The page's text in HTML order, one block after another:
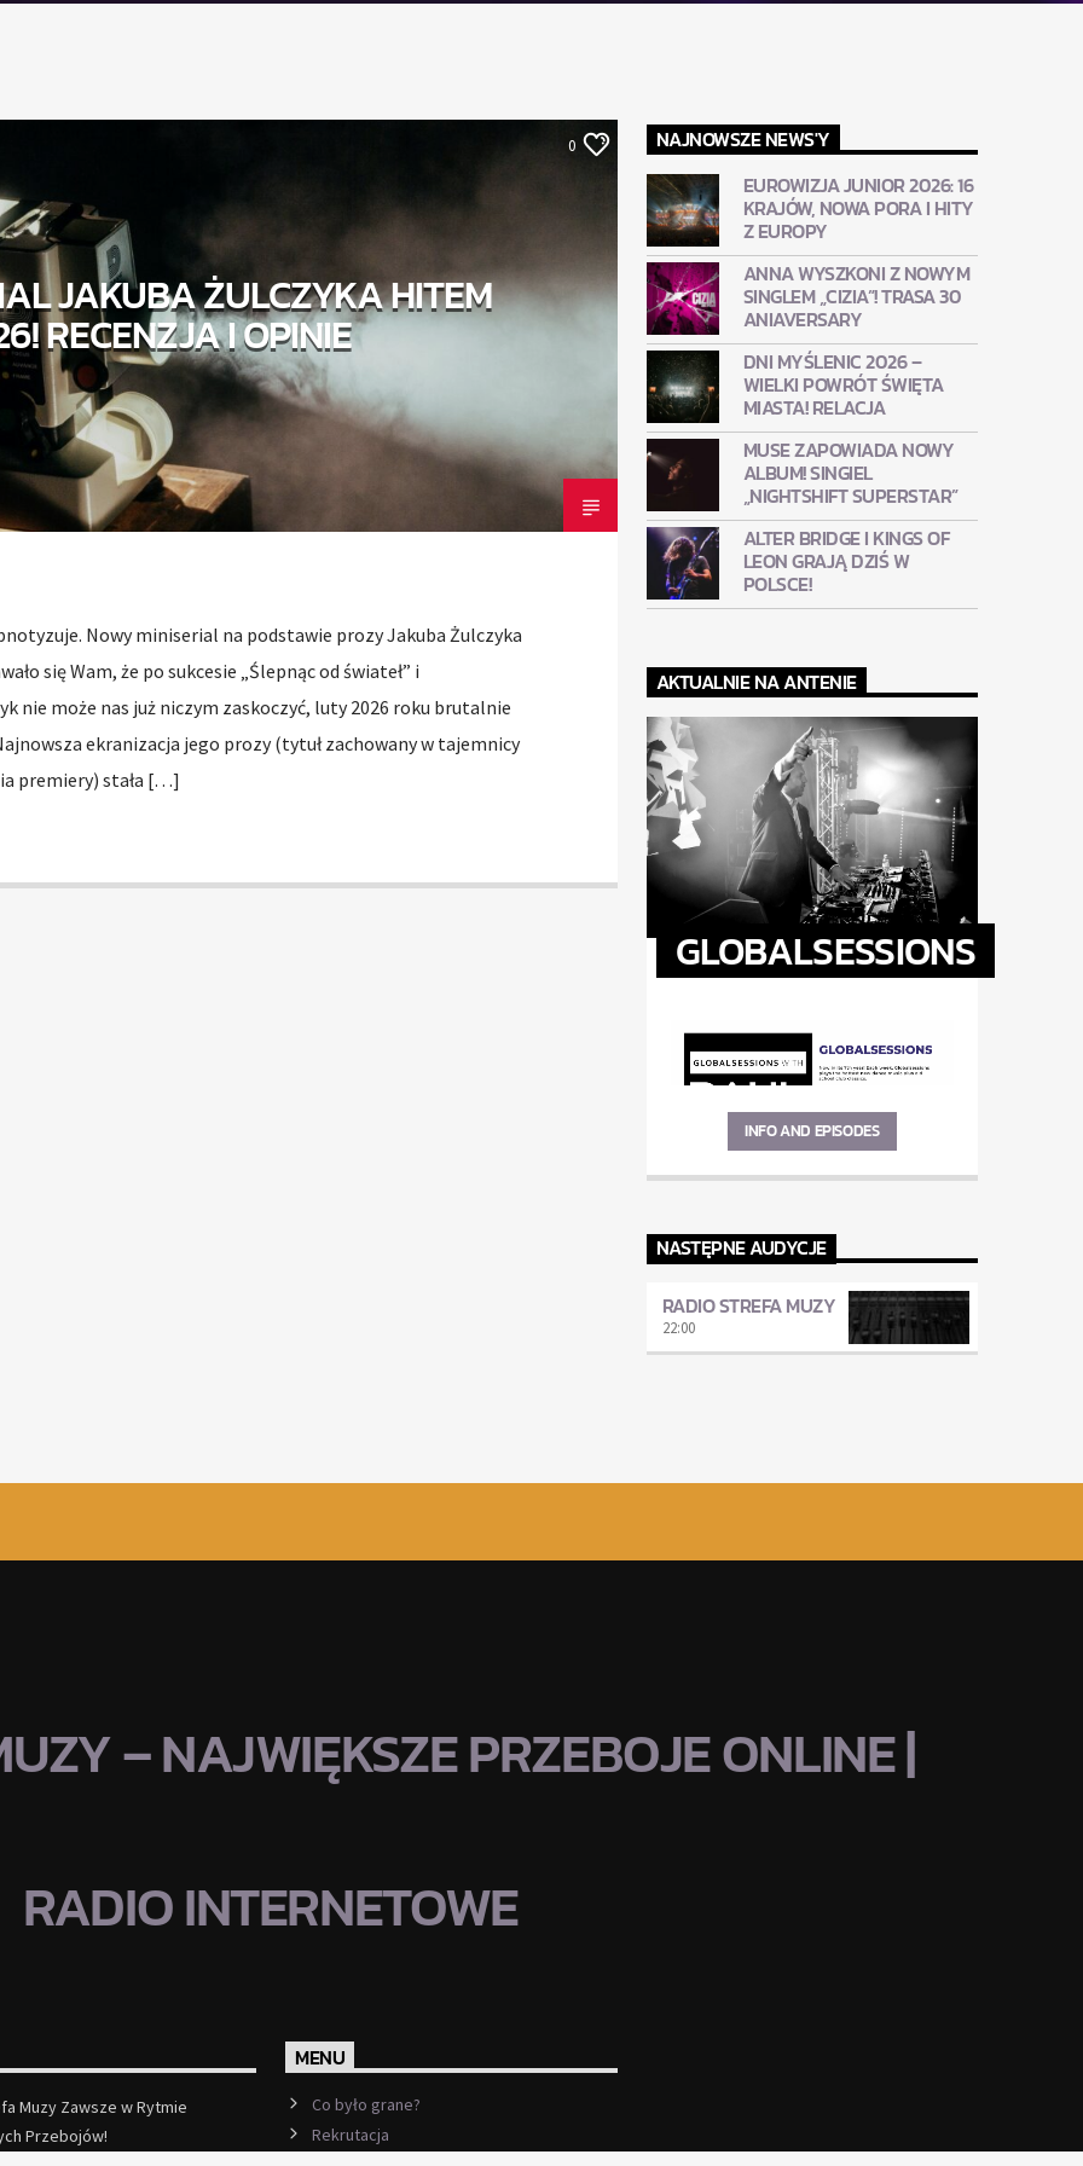
0
JAKUBA ŻULCZYKA HITEM
RECENZJA I OPINIE
Nowy miniserial na podstawie prozy Jakuba Żulczyka
się Wam, że po sukcesie „Ślepnąc od świateł” i
nie może nas już niczym zaskoczyć, luty 2026 roku brutalnie
ekranizacja jego prozy (tytuł zachowany w tajemnicy
premiery) stała […]
NAJNOWSZE NEWS'Y
EUROWIZJA JUNIOR 2026: 16
KRAJÓW, NOWA PORA I HITY
Z EUROPY
ANNA WYSZKONI Z NOWYM
SINGLEM „CIZIA”! TRASA 30
ANIAVERSARY
DNI MYŚLENIC 2026 –
WIELKI POWRÓT ŚWIĘTA
MIASTA! RELACJA
MUSE ZAPOWIADA NOWY
ALBUM! SINGIEL
„NIGHTSHIFT SUPERSTAR”
ALTER BRIDGE I KINGS OF
LEON GRAJĄ DZIŚ W
POLSCE!
AKTUALNIE NA ANTENIE
GLOBALSESSIONS
INFO AND EPISODES
NASTĘPNE AUDYCJE
RADIO STREFA MUZY
22:00
– NAJWIĘKSZE PRZEBOJE ONLINE |
RADIO INTERNETOWE
Muzy Zawsze w Rytmie
Przebojów!
MENU
Co było grane?
Rekrutacja